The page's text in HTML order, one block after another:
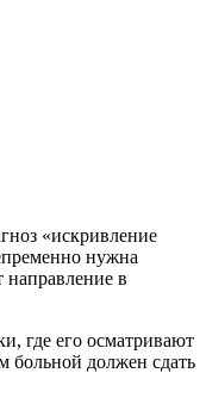
«искривление
нужна
направление в
где его осматривают
больной должен сдать